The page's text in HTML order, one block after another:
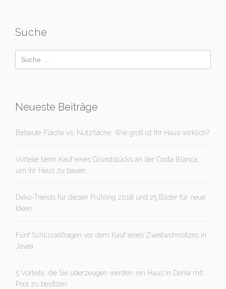
Suche
Neueste Beiträge
Bebaute Fläche vs. Nutzfläche. Wie groß ist Ihr Haus wirklich?
Vorteile beim Kauf eines Grundstücks an der Costa Blanca,
um Ihr Haus zu bauen
Deko-Trends für diesen Frühling 2018 und 25 Bilder für neue
Ideen
Fünf Schlüsselfragen vor dem Kauf eines Zweitwohnsitzes in
Jávea
5 Vorteile, die Sie überzeugen werden, ein Haus in Denia mit
Pool zu besitzen